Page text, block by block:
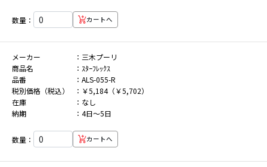
数量： カートへ
メーカー
三木プーリ
商品名
ｽﾀｰﾌﾚｯｸｽ
品番
ALS-055-R
税別価格（税込）
￥5,184（￥5,702）
在庫
なし
納期
4日～5日
数量： カートへ